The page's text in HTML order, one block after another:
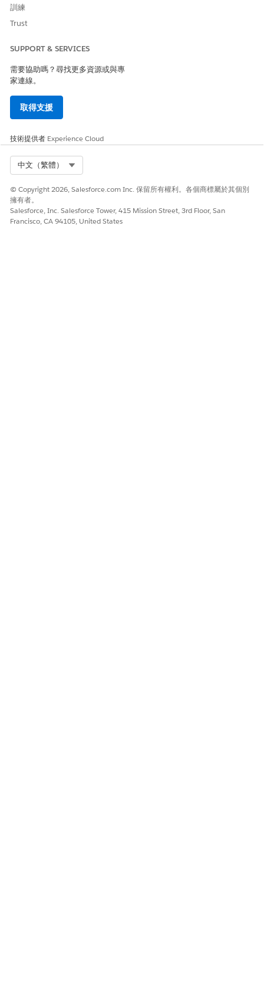
在 Salesforce 中,您可以使用「公用程式」和「行銷」範本種類
批准範本時,Meta 可以變更範本種類。視需要在您的 WABA 中
上訴該決策。您無法在 Salesforce 中變更範本的種類。
在 Salesforce 中建立的 WhatsApp 範本不支援範本洞察。
請讓我們知道，以便我們改進！
訓練
Trust
SUPPORT & SERVICES
需要協助嗎？尋找更多資源或與專
家連線。
取得支援
技術提供者 Experience Cloud
中文（繁體）
© Copyright 2026, Salesforce.com Inc. 保留所有權利。各個商標屬於其個別
擁有者。
Salesforce, Inc. Salesforce Tower, 415 Mission Street, 3rd Floor, San
Francisco, CA 94105, United States